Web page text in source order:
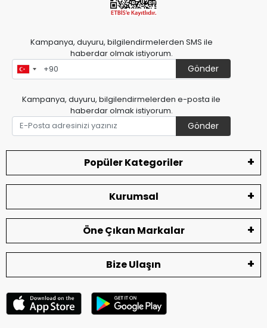
Kampanya, duyuru, bilgilendirmelerden SMS ile
haberdar olmak istiyorum.
Gönder
Kampanya, duyuru, bilgilendirmelerden e-posta ile
haberdar olmak istiyorum.
Gönder
Popüler Kategoriler
Kurumsal
Öne Çıkan Markalar
Bize Ulaşın